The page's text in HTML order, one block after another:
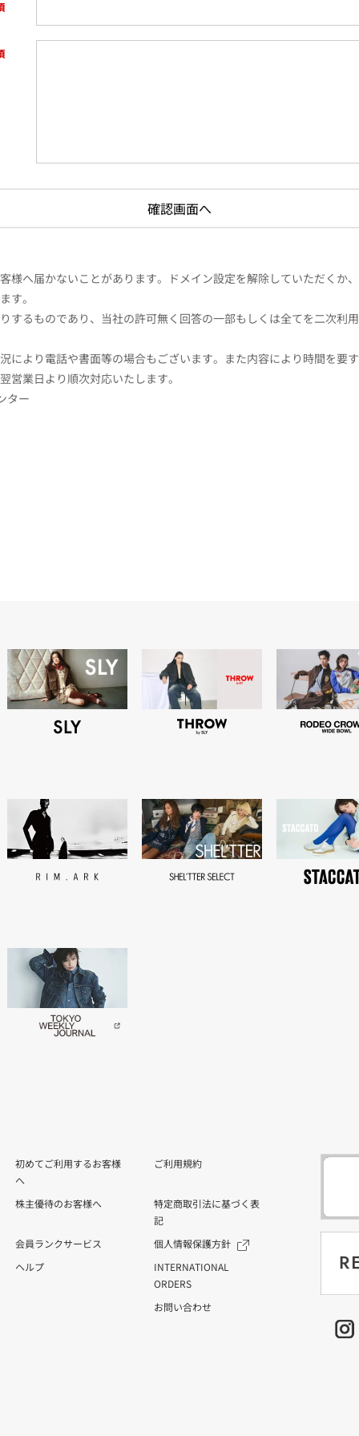
様へ届かないことがあります。ドメイン設定を解除していただくか
す。
するものであり、当社の許可無く回答の一部もしくは全てを二次利
により電話や書面等の場合もございます。また内容により時間を要
営業日より順次対応いたします。
ター
初めてご利用するお客様
へ
ご利用規約
株主優待のお客様へ
特定商取引法に基づく表
記
会員ランクサービス
個人情報保護方針
ヘルプ
INTERNATIONAL
ORDERS
お問い合わせ